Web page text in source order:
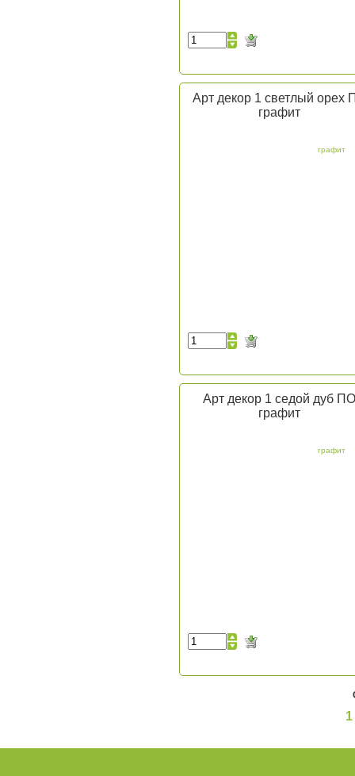
Арт декор 1 светлый орех
графит
графит
Арт декор 1 седой дуб ПО
графит
графит